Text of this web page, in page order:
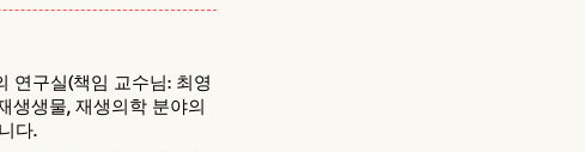
연구실(책임 교수님: 최영
생생물, 재생의학 분야의
다.